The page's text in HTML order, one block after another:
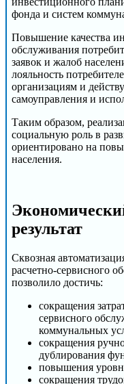
фонда и систем
Повышение качества
обслуживания
заявок и жалоб
лояльность
организациям и
самоуправления и
Таким образом,
социальную роль в
ориентировано на
населения.
результат
Сквозная
расчетно-сервисного
позволило достичь:
сокращения
сервисного
коммунальных
сокращения
дублирования
повышения
сокращения